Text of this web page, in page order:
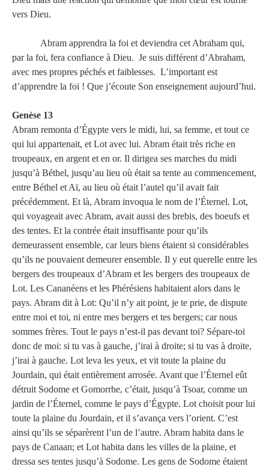
vers Dieu.
Abram apprendra la foi et deviendra cet Abraham qui,
par la foi, fera confiance à Dieu. Je suis différent d’Abraham,
avec mes propres péchés et faiblesses. L’important est
d’apprendre la foi ! Que j’écoute Son enseignement aujourd’hui.
Genèse 13
Abram remonta d’Égypte vers le midi, lui, sa femme, et tout ce
qui lui appartenait, et Lot avec lui. Abram était très riche en
troupeaux, en argent et en or. Il dirigea ses marches du midi
jusqu’à Béthel, jusqu’au lieu où était sa tente au commencement,
entre Béthel et Aï, au lieu où était l’autel qu’il avait fait
précédemment. Et là, Abram invoqua le nom de l’Éternel. Lot,
qui voyageait avec Abram, avait aussi des brebis, des boeufs et
des tentes. Et la contrée était insuffisante pour qu’ils
demeurassent ensemble, car leurs biens étaient si considérables
qu’ils ne pouvaient demeurer ensemble. Il y eut querelle entre les
bergers des troupeaux d’Abram et les bergers des troupeaux de
Lot. Les Cananéens et les Phérésiens habitaient alors dans le
pays. Abram dit à Lot: Qu’il n’y ait point, je te prie, de dispute
entre moi et toi, ni entre mes bergers et tes bergers; car nous
sommes frères. Tout le pays n’est-il pas devant toi? Sépare-toi
donc de moi: si tu vas à gauche, j’irai à droite; si tu vas à droite,
j’irai à gauche. Lot leva les yeux, et vit toute la plaine du
Jourdain, qui était entièrement arrosée. Avant que l’Éternel eût
détruit Sodome et Gomorrhe, c’était, jusqu’à Tsoar, comme un
jardin de l’Éternel, comme le pays d’Égypte. Lot choisit pour lui
toute la plaine du Jourdain, et il s’avança vers l’orient. C’est
ainsi qu’ils se séparèrent l’un de l’autre. Abram habita dans le
pays de Canaan; et Lot habita dans les villes de la plaine, et
dressa ses tentes jusqu’à Sodome. Les gens de Sodome étaient